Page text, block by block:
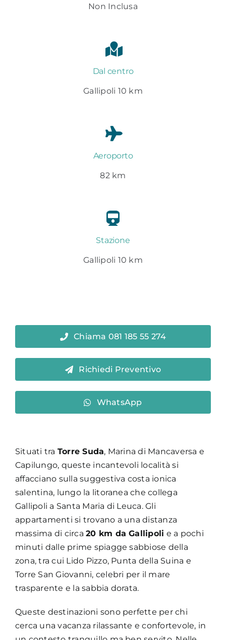
Non Inclusa
Dal centro
Gallipoli 10 km
Aeroporto
82 km
Stazione
Gallipoli 10 km
Chiama 081 185 55 274
Richiedi Preventivo
WhatsApp
Situati tra Torre Suda, Marina di Mancaversa e
Capilungo, queste incantevoli località si
affacciano sulla suggestiva costa ionica
salentina, lungo la litoranea che collega
Gallipoli a Santa Maria di Leuca. Gli
appartamenti si trovano a una distanza
massima di circa20 km da Gallipoli e a pochi
minuti dalle prime spiagge sabbiose della
zona, tra cui Lido Pizzo, Punta della Suina e
Torre San Giovanni, celebri per il mare
trasparente e la sabbia dorata.
Queste destinazioni sono perfette per chi
cerca una vacanza rilassante e confortevole, in